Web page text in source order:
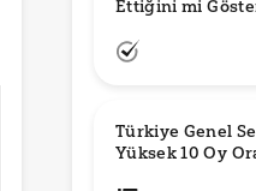
Ettiğini mi
Türkiye Genel
Yüksek 10 Oy